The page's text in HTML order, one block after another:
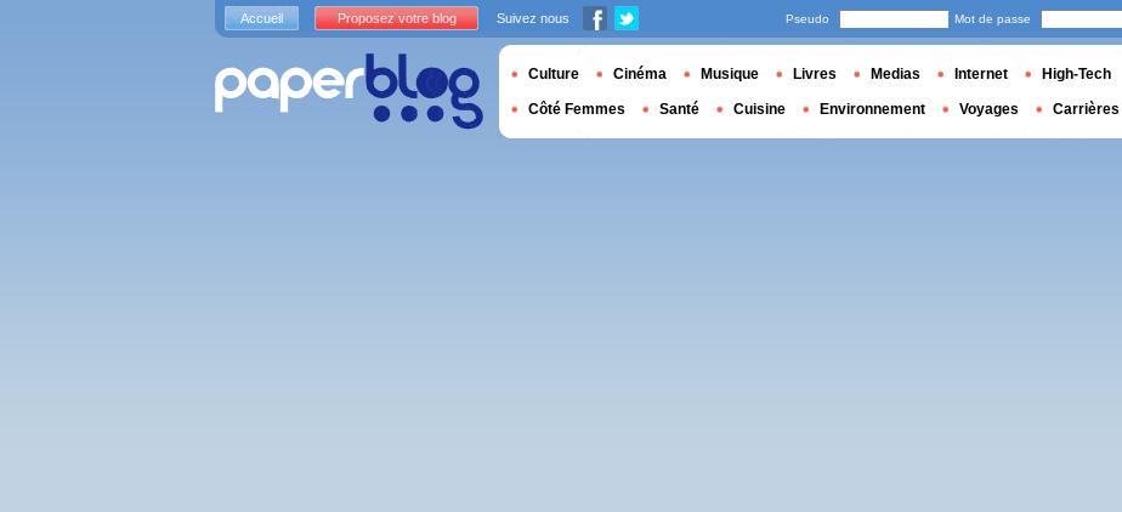
Accueil Proposez votre blog Suivez nous Pseudo Mot de passe
Culture Cinéma Musique Livres Medias Internet High-Tech
Côté Femmes Santé Cuisine Environnement Voyages Carrières